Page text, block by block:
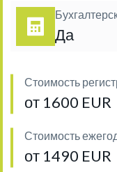
Да
Стоимость
от 1600 EUR
Стоимость
от 1490 EUR